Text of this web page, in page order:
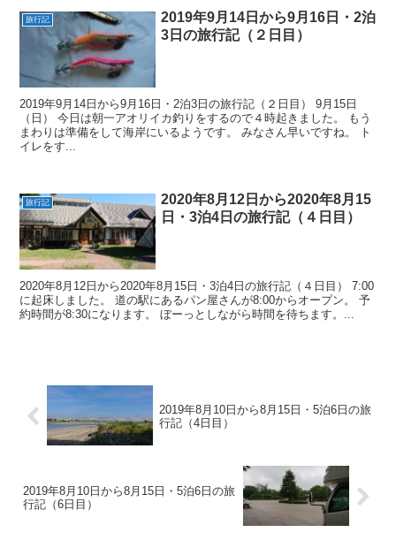
旅行記
2019年9月14日から9月16日・2泊
3日の旅行記（２日目）
2019年9月14日から9月16日・2泊3日の旅行記（２日目） 9月15日
（日） 今日は朝一アオリイカ釣りをするので４時起きました。 もう
まわりは準備をして海岸にいるようです。 みなさん早いですね。 ト
イレをす...
旅行記
2020年8月12日から2020年8月15
日・3泊4日の旅行記（４日目）
2020年8月12日から2020年8月15日・3泊4日の旅行記（４日目） 7:00
に起床しました。 道の駅にあるパン屋さんが8:00からオープン。 予
約時間が8:30になります。 ぼーっとしながら時間を待ちます。...
2019年8月10日から8月15日・5泊6日の旅
行記（4日目）
2019年8月10日から8月15日・5泊6日の旅
行記（6日目）